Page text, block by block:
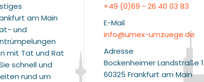
am Main
und
mit Tat und Rat
schnell und
rund um
+49 (0)69 - 26 40 03 83
E-Mail
info@umex-umzuege.de
Adresse
Bockenheimer Landstraße
60325 Frankfurt am Main